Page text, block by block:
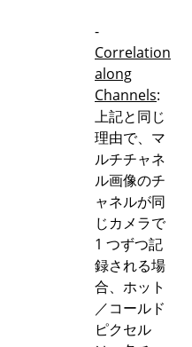
-
Correlation
along
Channels:
上記と同じ
理由で、マ
ルチチャネ
ル画像のチ
ャネルが同
じカメラで
1 つずつ記
録される場
合、ホット
／コールド
ピクセル